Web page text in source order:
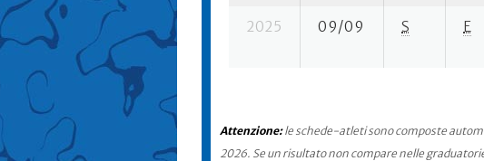
2025 09/09 S E
Attenzione:le schede-atleti sono composte
2026. Se un risultato non compare nelle